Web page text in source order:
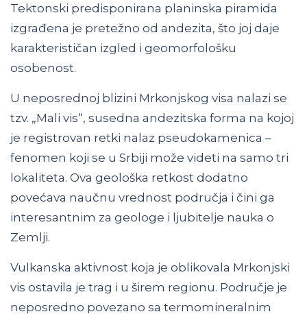
Tektonski predisponirana planinska piramida
izgrađena je pretežno od andezita, što joj daje
karakterističan izgled i geomorfološku
osobenost.
U neposrednoj blizini Mrkonjskog visa nalazi se
tzv. „Mali vis“, susedna andezitska forma na kojoj
je registrovan retki nalaz pseudokamenica –
fenomen koji se u Srbiji može videti na samo tri
lokaliteta. Ova geološka retkost dodatno
povećava naučnu vrednost područja i čini ga
interesantnim za geologe i ljubitelje nauka o
Zemlji.
Vulkanska aktivnost koja je oblikovala Mrkonjski
vis ostavila je trag i u širem regionu. Područje je
neposredno povezano sa termomineralnim